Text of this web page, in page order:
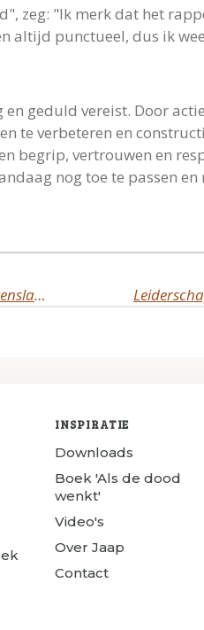
zeg: "Ik merk dat het
altijd punctueel, dus ik
geduld vereist. Door
te verbeteren en
begrip, vertrouwen en
nog toe te passen
Het belang van veerkracht bij het omgaan met tegenslagen
INSPIRATIE
Downloads
Boek 'Als de dood
wenkt'
Video's
Over Jaap
Contact